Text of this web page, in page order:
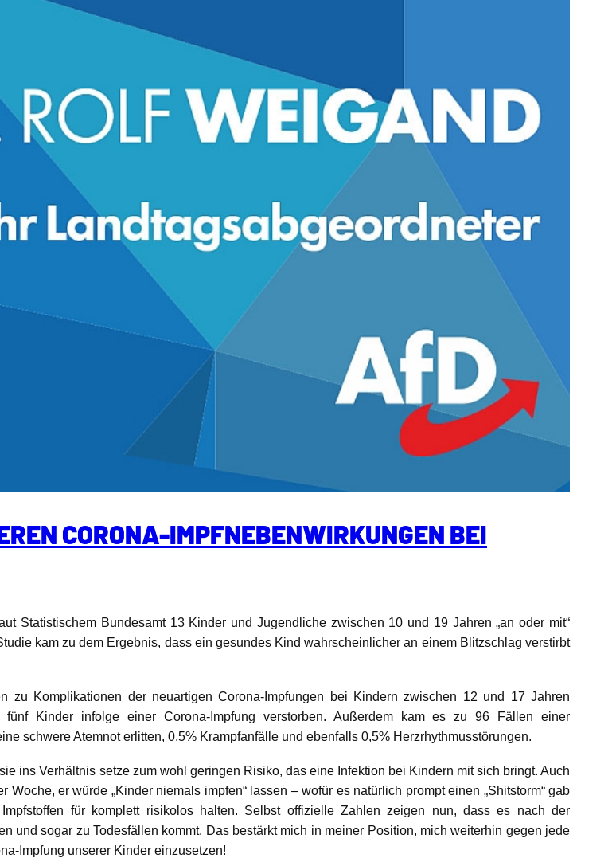
CORONA-IMPFNEBENWIRKUNGEN BEI
Statistischem Bundesamt 13 Kinder und Jugendliche zwischen 10 und 19 Jahren „an oder mit“
kam zu dem Ergebnis, dass ein gesundes Kind wahrscheinlicher an einem Blitzschlag verstirbt
zu Komplikationen der neuartigen Corona-Impfungen bei Kindern zwischen 12 und 17 Jahren
Kinder infolge einer Corona-Impfung verstorben. Außerdem kam es zu 96 Fällen einer
schwere Atemnot erlitten, 0,5% Krampfanfälle und ebenfalls 0,5% Herzrhythmusstörungen.
ins Verhältnis setze zum wohl geringen Risiko, das eine Infektion bei Kindern mit sich bringt. Auch
er würde „Kinder niemals impfen“ lassen – wofür es natürlich prompt einen „Shitstorm“ gab
für komplett risikolos halten. Selbst offizielle Zahlen zeigen nun, dass es nach der
und sogar zu Todesfällen kommt. Das bestärkt mich in meiner Position, mich weiterhin gegen jede
Impfung unserer Kinder einzusetzen!